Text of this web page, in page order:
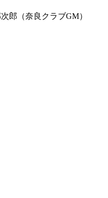
郎（奈良クラブGM）